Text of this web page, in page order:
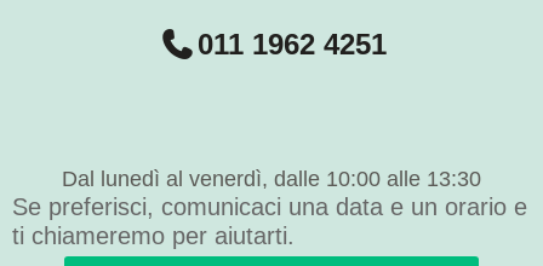
011 1962 4251
Dal lunedì al venerdì, dalle 10:00 alle 13:30
Se preferisci, comunicaci una data e un orario e
ti chiameremo per aiutarti.